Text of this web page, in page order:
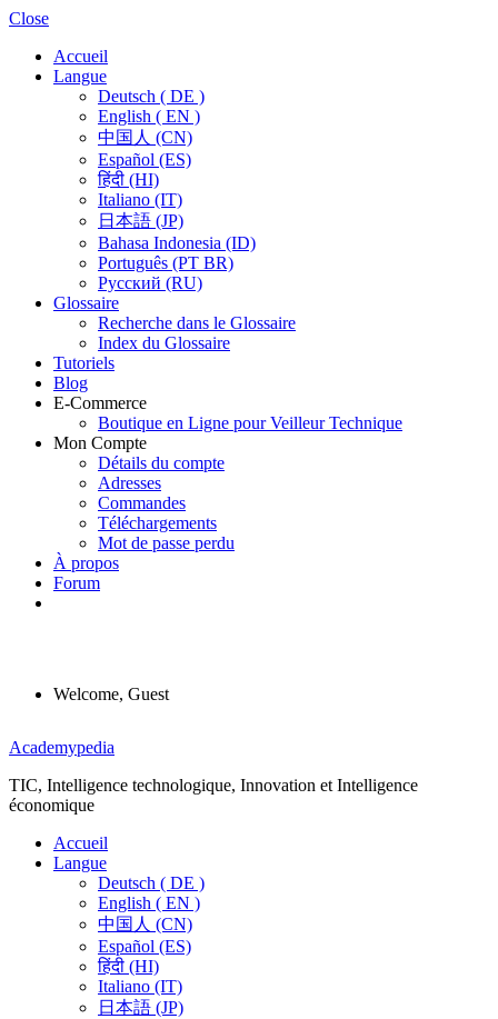
Close
Accueil
Langue
Deutsch ( DE )
English ( EN )
中国人 (CN)
Español (ES)
हिंदी (HI)
Italiano (IT)
日本語 (JP)
Bahasa Indonesia (ID)
Português (PT BR)
Pусский (RU)
Glossaire
Recherche dans le Glossaire
Index du Glossaire
Tutoriels
Blog
E-Commerce
Boutique en Ligne pour Veilleur Technique
Mon Compte
Détails du compte
Adresses
Commandes
Téléchargements
Mot de passe perdu
À propos
Forum
Welcome, Guest
Menu
Academypedia
TIC, Intelligence technologique, Innovation et Intelligence
économique
Accueil
Langue
Deutsch ( DE )
English ( EN )
中国人 (CN)
Español (ES)
हिंदी (HI)
Italiano (IT)
日本語 (JP)